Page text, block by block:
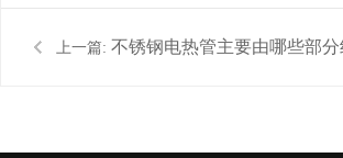
上一篇: 不锈钢电热管主要由哪些部分